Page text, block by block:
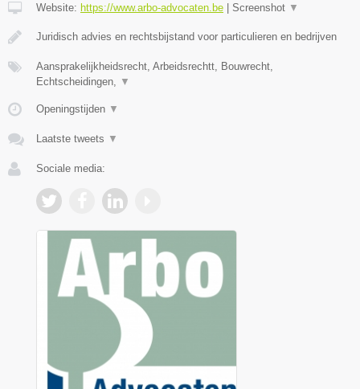
Website: https://www.arbo-advocaten.be | Screenshot ▼
Juridisch advies en rechtsbijstand voor particulieren en bedrijven
Aansprakelijkheidsrecht, Arbeidsrechtt, Bouwrecht,
Echtscheidingen,
▼
Openingstijden ▼
Laatste tweets ▼
Sociale media: